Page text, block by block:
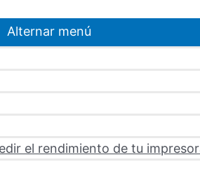
Alternar menú
el rendimiento de tu